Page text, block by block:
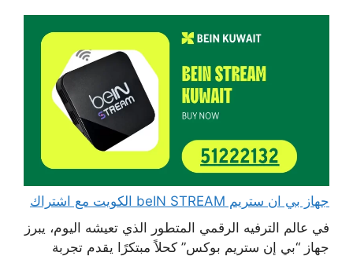
جهاز بي ان ستريم beIN STREAM الكويت مع اشتراك
في عالم الترفيه الرقمي المتطور الذي تعيشه اليوم، يبرز
جهاز “بي إن ستريم بوكس” كحلاً مبتكرًا يقدم تجربة